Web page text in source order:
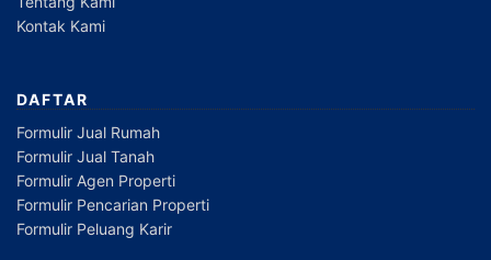
Kontak Kami
DAFTAR
Formulir Jual Rumah
Formulir Jual Tanah
Formulir Agen Properti
Formulir Pencarian Properti
Formulir Peluang Karir